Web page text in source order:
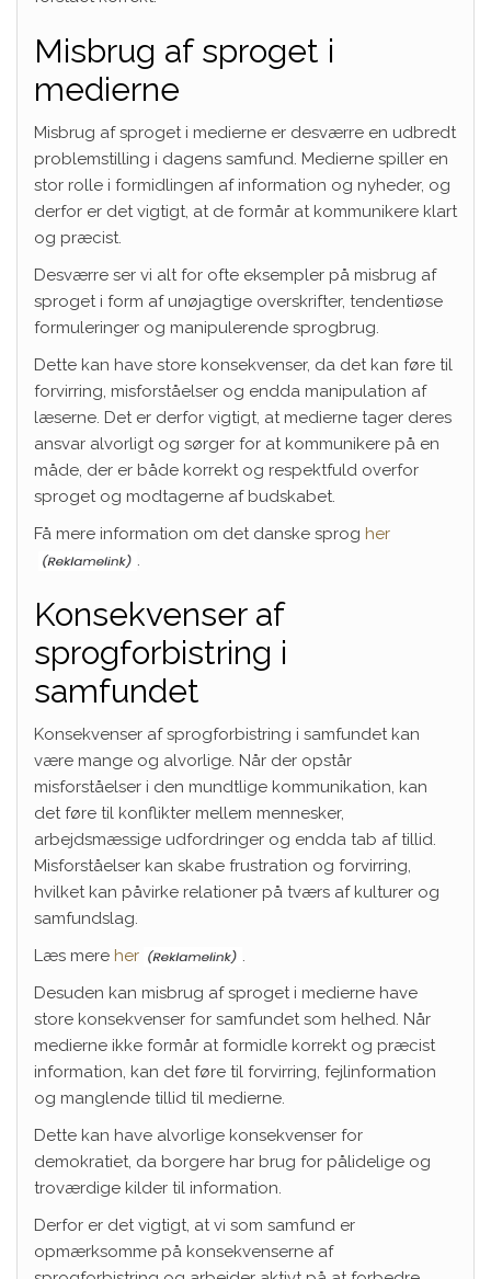
Misbrug af sproget i
medierne
Misbrug af sproget i medierne er desværre en udbredt
problemstilling i dagens samfund. Medierne spiller en
stor rolle i formidlingen af information og nyheder, og
derfor er det vigtigt, at de formår at kommunikere klart
og præcist.
Desværre ser vi alt for ofte eksempler på misbrug af
sproget i form af unøjagtige overskrifter, tendentiøse
formuleringer og manipulerende sprogbrug.
Dette kan have store konsekvenser, da det kan føre til
forvirring, misforståelser og endda manipulation af
læserne. Det er derfor vigtigt, at medierne tager deres
ansvar alvorligt og sørger for at kommunikere på en
måde, der er både korrekt og respektfuld overfor
sproget og modtagerne af budskabet.
Få mere information om det danske sprog her
Konsekvenser af
sprogforbistring i
samfundet
Konsekvenser af sprogforbistring i samfundet kan
være mange og alvorlige. Når der opstår
misforståelser i den mundtlige kommunikation, kan
det føre til konflikter mellem mennesker,
arbejdsmæssige udfordringer og endda tab af tillid.
Misforståelser kan skabe frustration og forvirring,
hvilket kan påvirke relationer på tværs af kulturer og
samfundslag.
Læs mere her
Desuden kan misbrug af sproget i medierne have
store konsekvenser for samfundet som helhed. Når
medierne ikke formår at formidle korrekt og præcist
information, kan det føre til forvirring, fejlinformation
og manglende tillid til medierne.
Dette kan have alvorlige konsekvenser for
demokratiet, da borgere har brug for pålidelige og
troværdige kilder til information.
Derfor er det vigtigt, at vi som samfund er
opmærksomme på konsekvenserne af